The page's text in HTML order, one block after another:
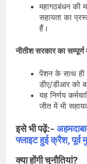
महागठबंधन की
सहायता का
हैं।
नीतीश सरकार का सम्पूर्ण
पेंशन के साथ ही
डीए/डीआर को
यह निर्णय
जीत में भी
इसे भी पढ़ें:-
फ्लाइट हुई क्रैश, पूर्व
क्या होंगी चुनौतियां?